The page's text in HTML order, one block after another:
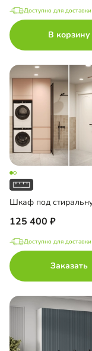
Доступно для доставки
В корзину
125 400
Доступно для доставки
Заказать